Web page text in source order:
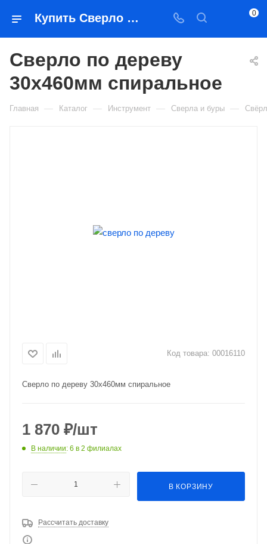
Купить Сверло по дереву 30х460мм спиральное в Якутске — цена, характеристики, подбор | Востоктехторг 0
Сверло по дереву
30х460мм спиральное
Главная — Каталог — Инструмент — Сверла и буры —
Код товара: 00016110
Сверло по дереву 30х460мм спиральное
1 870 ₽/шт
В наличии: 6 в 2 филиалах
В КОРЗИНУ
Рассчитать доставку